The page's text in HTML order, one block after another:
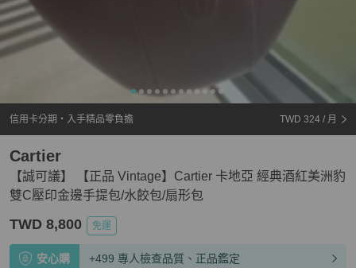
信用卡分期・入手精品零負擔 TWD 324 / 月
【誠可議】 【正品 Vintage】Cartier 卡地亞 經典酒紅美洲豹
雙C壓印金邊手提包/水餃包/扇形包
Cartier
TWD 8,800 免運
安心購 +499 專人檢查品質、正品鑑定